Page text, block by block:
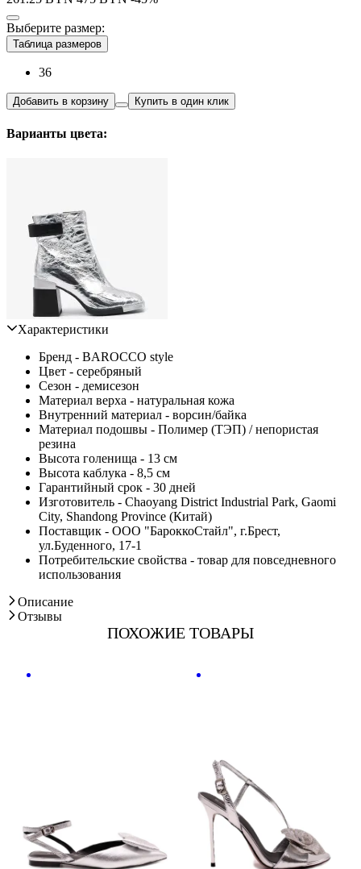
Выберите размер:
Таблица размеров
36
Добавить в корзину Купить в один клик
Варианты цвета:
Характеристики
Бренд - BAROCCO style
Цвет - серебряный
Сезон - демисезон
Материал верха - натуральная кожа
Внутренний материал - ворсин/байка
Материал подошвы - Полимер (ТЭП) / непористая
резина
Высота голенища - 13 см
Высота каблука - 8,5 см
Гарантийный срок - 30 дней
Изготовитель - Chaoyang District Industrial Park, Gaomi
City, Shandong Province (Китай)
Поставщик - ООО "БароккоСтайл", г.Брест,
ул.Буденного, 17-1
Потребительские свойства - товар для повседневного
использования
Описание
Отзывы
ПОХОЖИЕ ТОВАРЫ